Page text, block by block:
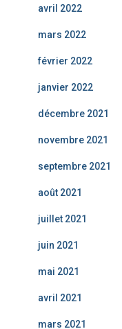
avril 2022
mars 2022
février 2022
janvier 2022
décembre 2021
novembre 2021
septembre 2021
août 2021
juillet 2021
juin 2021
mai 2021
avril 2021
mars 2021